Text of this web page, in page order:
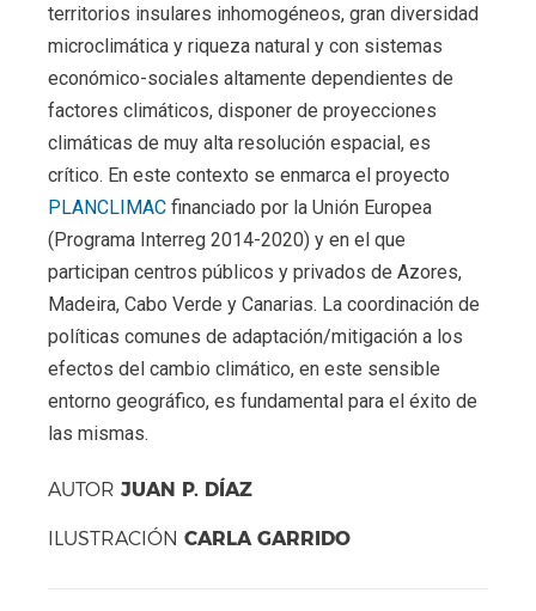
territorios insulares inhomogéneos, gran diversidad
microclimática y riqueza natural y con sistemas
económico-sociales altamente dependientes de
factores climáticos, disponer de proyecciones
climáticas de muy alta resolución espacial, es
crítico. En este contexto se enmarca el proyecto
PLANCLIMAC financiado por la Unión Europea
(Programa Interreg 2014-2020) y en el que
participan centros públicos y privados de Azores,
Madeira, Cabo Verde y Canarias. La coordinación de
políticas comunes de adaptación/mitigación a los
efectos del cambio climático, en este sensible
entorno geográfico, es fundamental para el éxito de
las mismas.
AUTOR JUAN P. DÍAZ
ILUSTRACIÓN CARLA GARRIDO